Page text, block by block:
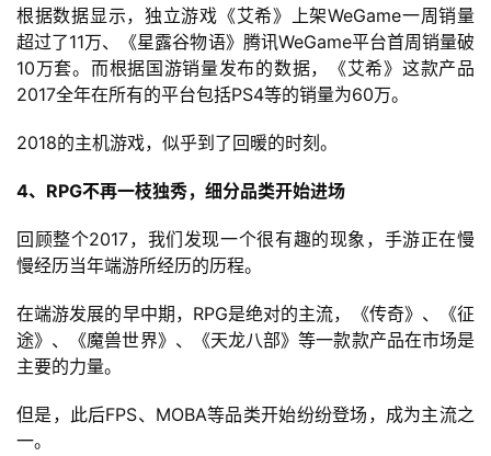
根据数据显示，独立游戏《艾希》上架WeGame一周销量
超过了11万、《星露谷物语》腾讯WeGame平台首周销量破
10万套。而根据国游销量发布的数据，《艾希》这款产品
2017全年在所有的平台包括PS4等的销量为60万。
2018的主机游戏，似乎到了回暖的时刻。
4、RPG不再一枝独秀，细分品类开始进场
回顾整个2017，我们发现一个很有趣的现象，手游正在慢
慢经历当年端游所经历的历程。
在端游发展的早中期，RPG是绝对的主流，《传奇》、《征
途》、《魔兽世界》、《天龙八部》等一款款产品在市场是
主要的力量。
但是，此后FPS、MOBA等品类开始纷纷登场，成为主流之
一。